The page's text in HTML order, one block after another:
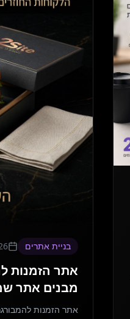
בניית אתרים
אתר הזמנות
מבנים אתר
אתר הזמנות